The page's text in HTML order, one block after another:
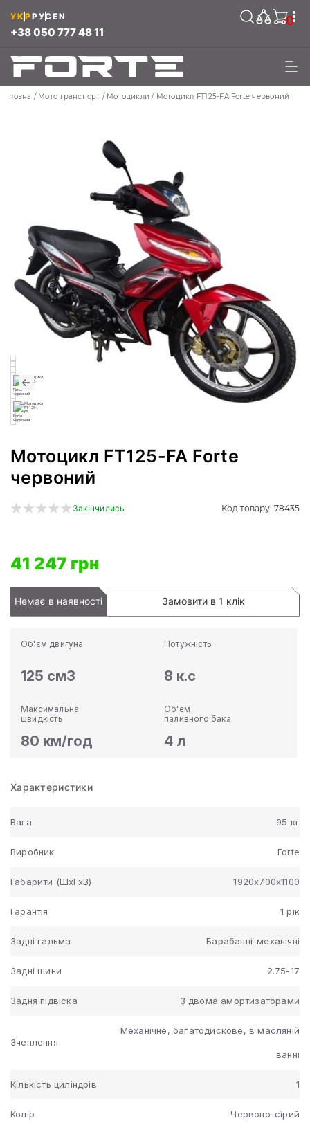
+38 050 777 48 11
УКРРУСEN 0
Головна Мото транспорт Мотоцикли Мотоцикл FT125-FA Forte червоний
Мотоцикл FT125-FA Forte
червоний
Закінчились Код товару: 78435
41 247 грн
Немає в наявності Замовити в 1 клік
Об'єм двигуна
125 см3
Потужність
8 к.с
Максимальна
швидкість
80 км/год
Об'єм
паливного бака
4 л
Характеристики
Вага 95 кг
Виробник Forte
Габарити (ШхГхВ) 1920х700х1100
Гарантія 1 рік
Задні гальма Барабанні-механічні
Задні шини 2.75-17
Задня підвіска З двома амортизаторами
Зчеплення
Механічне, багатодискове, в масляній
ванні
Кількість циліндрів 1
Колір Червоно-сірий